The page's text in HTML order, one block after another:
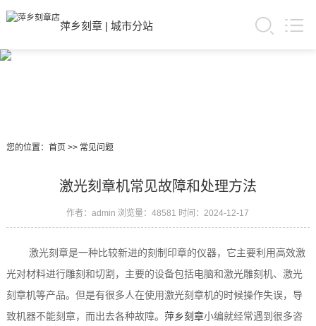
萍乡刻章| 城市分站
您的位置： 首页 >> 常见问题
激光刻章机常见故障和处理方法
作者：admin 浏览量：48581 时间：2024-12-17
激光刻章是一种比较新进的刻制印章的仪器，它主要利用高效激
光对材料进行雕刻和切割，主要的设备包括电脑和激光雕刻机、激光
刻章机等产品。但是有很多人在使用激光刻章机的时候操作失误，导
致机器不能刻章，而出去各种故障。 萍乡刻章小编就经常遇到很多咨